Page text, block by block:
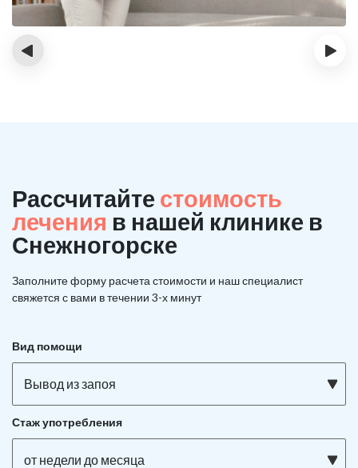
‹ ›
Рассчитайте стоимость
лечения в нашей клинике в
Снежногорске
Заполните форму расчета стоимости и нашспециалист
свяжется с вами в течении 3-х минут
Вид помощи
Вывод из запоя
Стаж употребления
от недели до месяца